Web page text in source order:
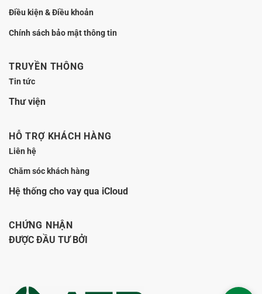
Điều kiện & Điều khoản
Chính sách bảo mật thông tin
TRUYỀN THÔNG
Tin tức
Thư viện
HỖ TRỢ KHÁCH HÀNG
Liên hệ
Chăm sóc khách hàng
Hệ thống cho vay qua iCloud
CHỨNG NHẬN
ĐƯỢC ĐẦU TƯ BỞI